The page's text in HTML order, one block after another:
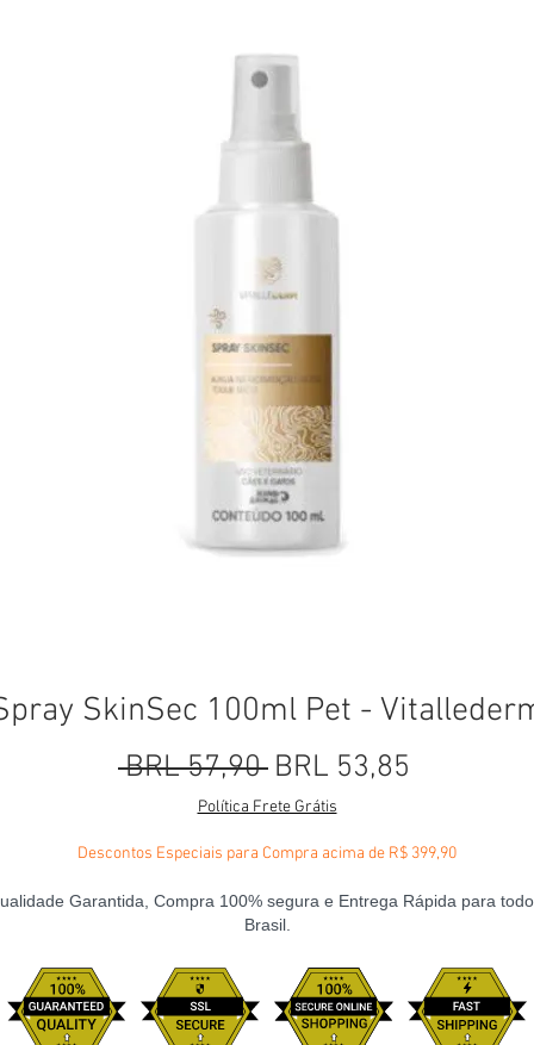
SkinSec 100ml Pet -
BRL 57,90 Precio
BRL 53,85
Política Frete Grátis
Descontos Especiais para Compra acima de R$ 399,90
Garantida, Compra 100% segura e Entrega Rápida para
Brasil.